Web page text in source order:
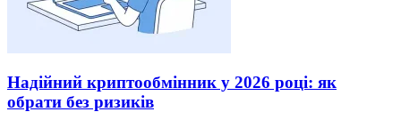
Надійний криптообмінник у 2026 році: як
обрати без ризиків